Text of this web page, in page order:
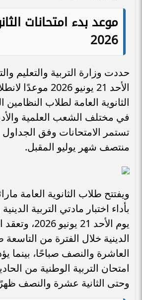
موعد بدء امتحانات
2026
حددت وزارة التربية والتعليم
الأحد 21 يونيو 2026
الثانوية العامة لطلاب النظامين
في مختلف الشعب العلمية
تستمر الامتحانات وفق الجداول
منتصف شهر يوليو المقبل.
ويفتتح طلاب الثانوية العامة
بأداء اختبار مادتي التربية
يوم الأحد 21
الدينية خلال الفترة من
العاشرة والنصف صباحًا، بينما
امتحان التربية الوطنية من
وحتى الثانية عشرة والنصف